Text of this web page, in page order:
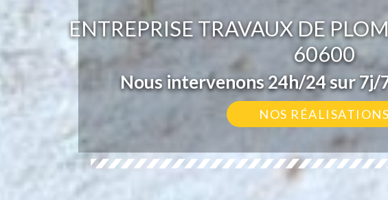
ENTREPRISE TRAVAUX DE
60600
Nous intervenons 24h/24 sur 7j/
NOS RÉALISATIONS